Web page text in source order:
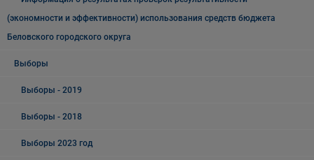
(экономности и эффективности) использования средств бюджета
Беловского городского округа
Выборы
Выборы - 2019
Выборы - 2018
Выборы 2023 год